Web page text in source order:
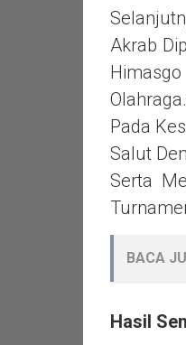
Akrab
Pada
Salut
Serta
BACA
Hasil